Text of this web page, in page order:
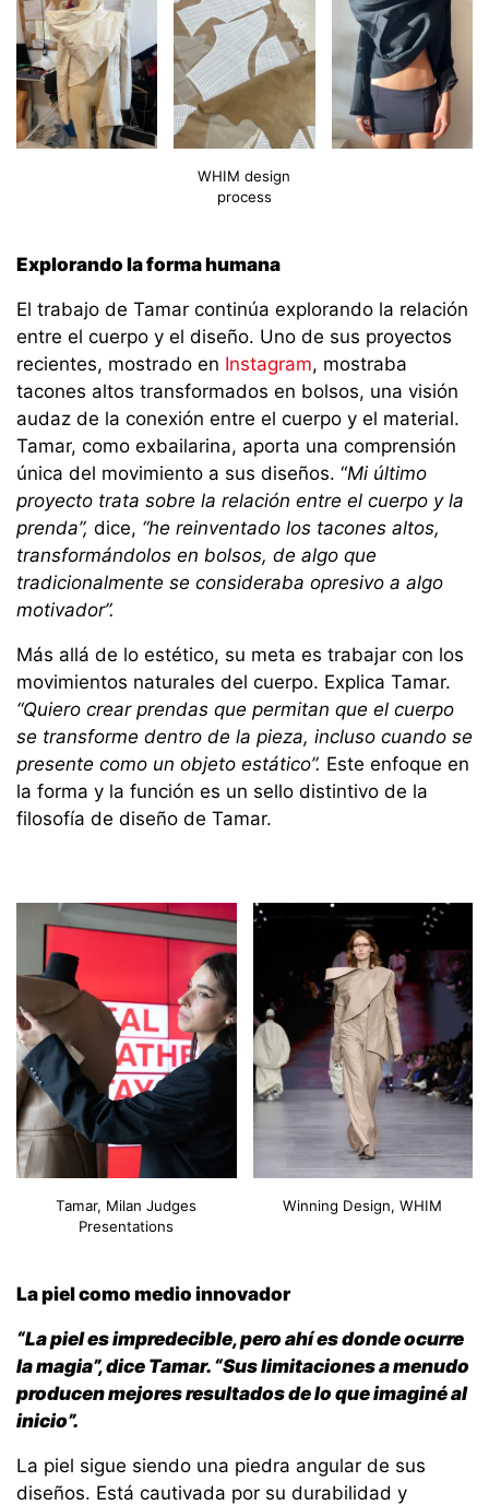
WHIM design
process
Explorando la forma humana
El trabajo de Tamar continúa explorando la relación
entre el cuerpo y el diseño. Uno de sus proyectos
recientes, mostrado en Instagram, mostraba
tacones altos transformados en bolsos, una visión
audaz de la conexión entre el cuerpo y el material.
Tamar, como exbailarina, aporta una comprensión
única del movimiento a sus diseños. “Mi último
proyecto trata sobre la relación entre el cuerpo y la
prenda”, dice, “he reinventado los tacones altos,
transformándolos en bolsos, de algo que
tradicionalmente se consideraba opresivo a algo
motivador”.
Más allá de lo estético, su meta es trabajar con los
movimientos naturales del cuerpo. Explica Tamar.
“Quiero crear prendas que permitan que el cuerpo
se transforme dentro de la pieza, incluso cuando se
presente como un objeto estático”. Este enfoque en
la forma y la función es un sello distintivo de la
filosofía de diseño de Tamar.
Tamar, Milan Judges
Presentations
Winning Design, WHIM
La piel como medio innovador
“La piel es impredecible, pero ahí es donde ocurre
la magia”, dice Tamar. “Sus limitaciones a menudo
producen mejores resultados de lo que imaginé al
inicio”.
La piel sigue siendo una piedra angular de sus
diseños. Está cautivada por su durabilidad y